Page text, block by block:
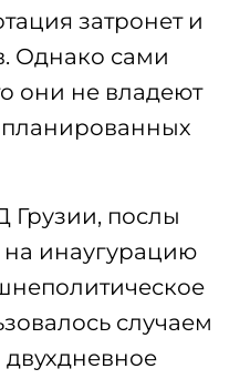
затронет и
Однако сами
они не владеют
послы
инаугурацию
случаем